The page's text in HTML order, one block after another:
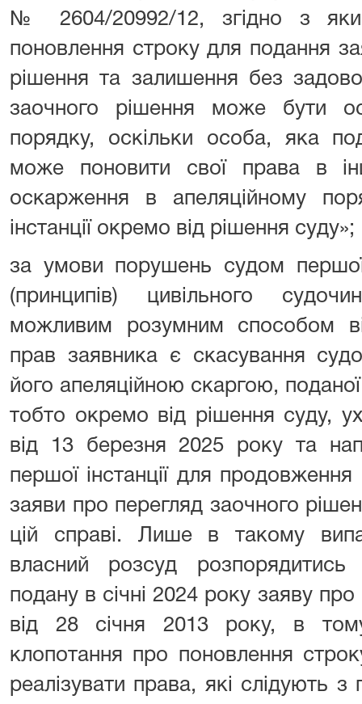
№ 2604/20992/12, згідно з
поновлення строку для подання
рішення та залишення без
заочного рішення може бути
порядку, оскільки особа, яка
може поновити свої права в
оскарження в апеляційному
інстанції окремо від рішення суду»;
за умови порушень судом першої
(принципів) цивільного
можливим розумним способом
прав заявника є скасування
його апеляційною скаргою,
тобто окремо від рішення суду,
від 13 березня 2025 року та
першої інстанції для продовження
заяви про перегляд заочного
цій справі. Лише в такому
власний розсуд
подану в січні 2024 року заяву
від 28 січня 2013 року, в
клопотання про поновлення
реалізувати права, які слідують